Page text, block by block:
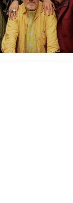
arte”
[ 18 mayo,